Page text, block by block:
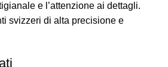
e l’attenzione ai dettagli.
svizzeri di alta precisione e